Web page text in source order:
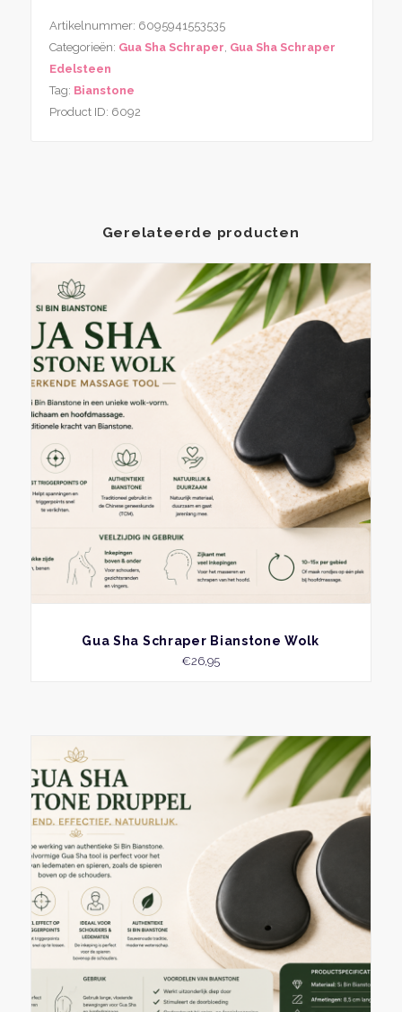
Artikelnummer: 6095941553535
Categorieën: Gua Sha Schraper Gua Sha Schraper
Edelsteen
Tag: Bianstone
Product ID: 6092
Gerelateerde producten
BEKIJK
Gua Sha Schraper Bianstone Wolk
€26,95